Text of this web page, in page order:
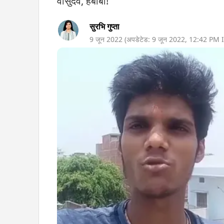
सुरभि गुप्ता
9 जून 2022 (अपडेटेड: 9 जून 2022, 12:42 PM